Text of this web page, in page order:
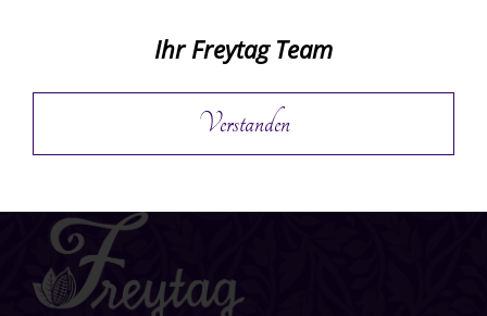
Ihr Freytag Team
Verstanden